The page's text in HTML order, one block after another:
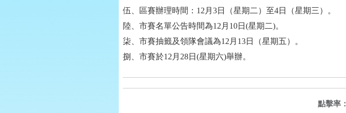
伍、區賽辦理時間：12月3日（星期二）至4日（星期三）。
陸、市賽名單公告時間為12月10日(星期二)。
柒、市賽抽籤及領隊會議為12月13日（星期五）。
捌、市賽於12月28日(星期六)舉辦。
點擊率：